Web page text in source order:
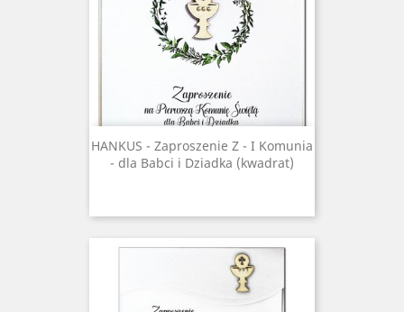
HANKUS - Zaproszenie Z - I Komunia
- dla Babci i Dziadka (kwadrat)